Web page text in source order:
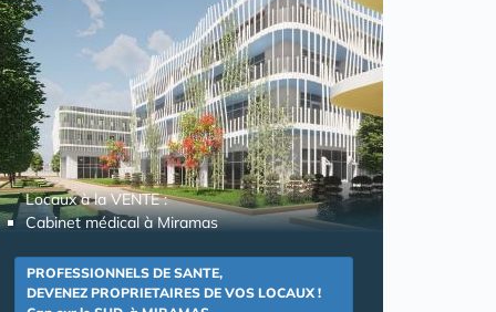
Locaux à la VENTE :
Cabinet médical à Miramas
PROFESSIONNELS DE SANTE,
DEVENEZ PROPRIETAIRES DE VOS LOCAUX !